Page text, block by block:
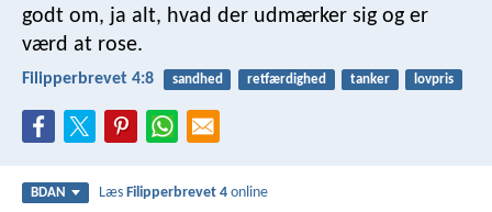
godt om, ja alt, hvad der udmærker sig og er
værd at rose.
Filipperbrevet 4:8 sandhed retfærdighed tanker lovpris
BDAN LæsFilipperbrevet 4 online